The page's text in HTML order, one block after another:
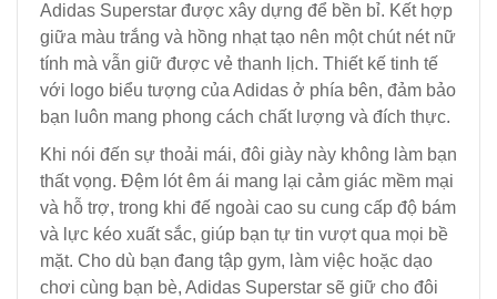
Adidas Superstar được xây dựng để bền bỉ. Kết hợp
giữa màu trắng và hồng nhạt tạo nên một chút nét nữ
tính mà vẫn giữ được vẻ thanh lịch. Thiết kế tinh tế
với logo biểu tượng của Adidas ở phía bên, đảm bảo
bạn luôn mang phong cách chất lượng và đích thực.
Khi nói đến sự thoải mái, đôi giày này không làm bạn
thất vọng. Đệm lót êm ái mang lại cảm giác mềm mại
và hỗ trợ, trong khi đế ngoài cao su cung cấp độ bám
và lực kéo xuất sắc, giúp bạn tự tin vượt qua mọi bề
mặt. Cho dù bạn đang tập gym, làm việc hoặc dạo
chơi cùng bạn bè, Adidas Superstar sẽ giữ cho đôi